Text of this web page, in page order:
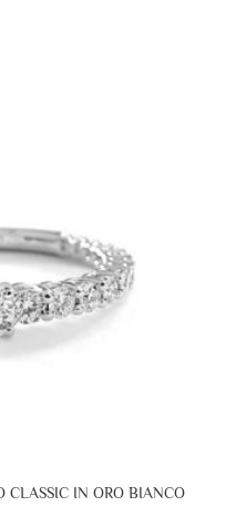
CLASSIC IN ORO BIANCO